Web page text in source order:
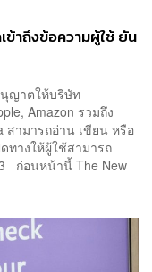
าถึงข้อความผู้ใช้ ยัน
ญาตให้บริษัท
Amazon รวมถึง
สามารถอ่าน เขียน หรือ
ทางให้ผู้ใช้สามารถ
ก่อนหน้านี้ The New